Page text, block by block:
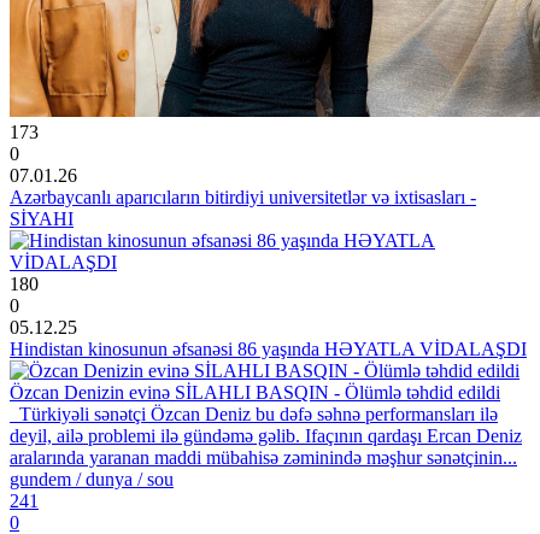
173
0
07.01.26
Azərbaycanlı aparıcıların bitirdiyi universitetlər və ixtisasları -
SİYAHI
180
0
05.12.25
Hindistan kinosunun əfsanəsi 86 yaşında HƏYATLA VİDALAŞDI
Özcan Denizin evinə SİLAHLI BASQIN - Ölümlə təhdid edildi
Türkiyəli sənətçi Özcan Deniz bu dəfə səhnə performansları ilə
deyil, ailə problemi ilə gündəmə gəlib. Ifaçının qardaşı Ercan Deniz
aralarında yaranan maddi mübahisə zəminində məşhur sənətçinin...
gundem / dunya / sou
241
0